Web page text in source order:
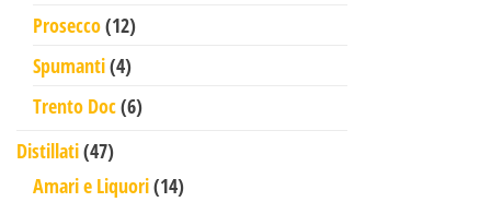
Prosecco 1212 prodotti
Spumanti 44 prodotti
Trento Doc 66 prodotti
Distillati 4747 prodotti
Amari e Liquori 1414 prodotti